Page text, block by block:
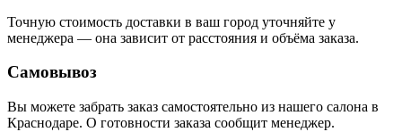
Точную стоимость доставки в ваш город уточняйте у
менеджера — она зависит от расстояния и объёма заказа.
Самовывоз
Вы можете забрать заказ самостоятельно из нашего салона в
Краснодаре. О готовности заказа сообщит менеджер.